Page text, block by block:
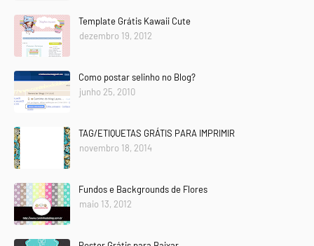
Template Grátis Kawaii Cute
dezembro 19, 2012
Como postar selinho no Blog?
junho 25, 2010
TAG/ETIQUETAS GRÁTIS PARA IMPRIMIR
novembro 18, 2014
Fundos e Backgrounds de Flores
maio 13, 2012